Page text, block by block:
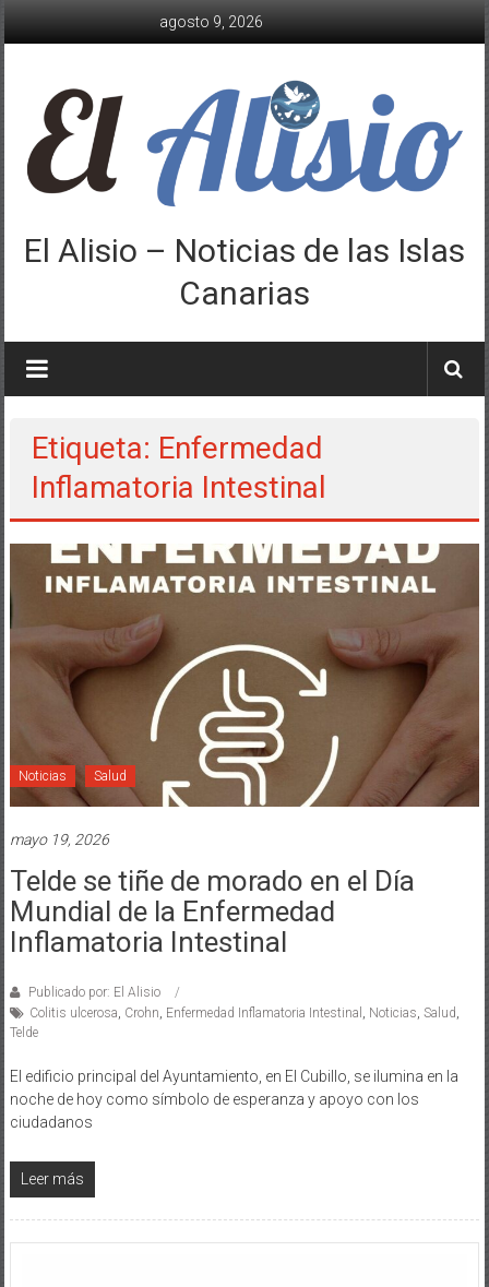
agosto 9, 2026
El Alisio – Noticias de las Islas
Canarias
Etiqueta: Enfermedad
Inflamatoria Intestinal
Noticias Salud
mayo 19, 2026
Telde se tiñe de morado en el Día
Mundial de la Enfermedad
Inflamatoria Intestinal
Publicado por: El Alisio
Colitis ulcerosa Crohn Enfermedad Inflamatoria Intestinal Noticias Salud
Telde
El edificio principal del Ayuntamiento, en El Cubillo, se ilumina en la
noche de hoy como símbolo de esperanza y apoyo con los
ciudadanos
Leer más